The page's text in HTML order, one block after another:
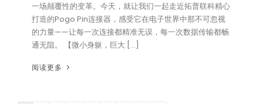
一场颠覆性的变革。今天，就让我们一起走近拓普联科精心
打造的Pogo Pin连接器，感受它在电子世界中那不可忽视
的力量——让每一次连接都精准无误，每一次数据传输都畅
通无阻。 【微小身躯，巨大 […]
阅读更多